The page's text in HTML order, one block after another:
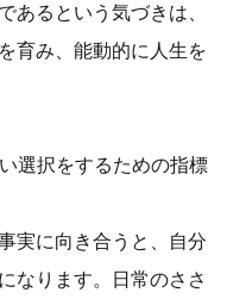
あるという気づきは、
育み、能動的に人生を
選択をするための指標
実に向き合うと、自分
なります。日常のささ